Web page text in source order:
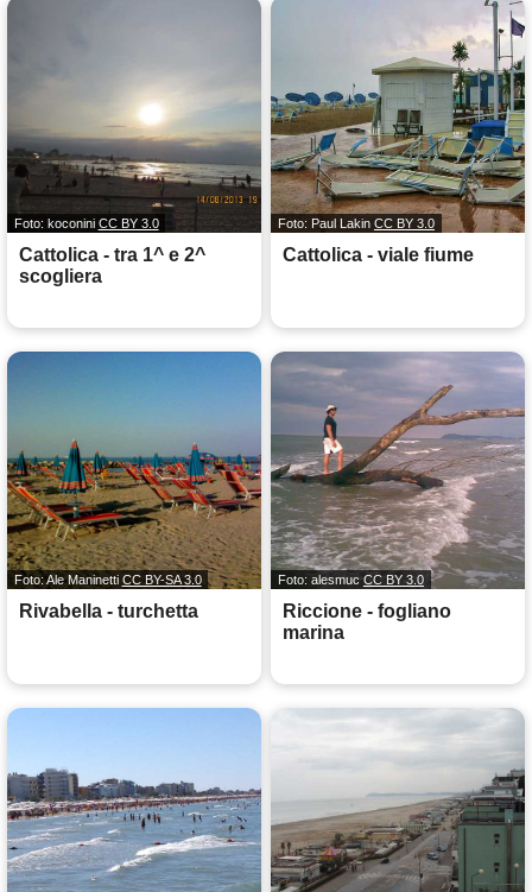
Foto: koconini CC BY 3.0
Cattolica - tra 1^ e 2^
scogliera
Foto: Paul Lakin CC BY 3.0
Cattolica - viale fiume
Foto: Ale Maninetti CC BY-SA 3.0
Rivabella - turchetta
Foto: alesmuc CC BY 3.0
Riccione - fogliano
marina